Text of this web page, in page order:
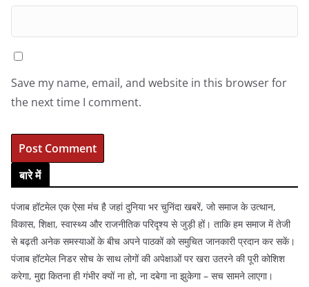
Save my name, email, and website in this browser for
the next time I comment.
बारे में
पंजाब हॉटमेल एक ऐसा मंच है जहां दुनिया भर चुनिंदा खबरें, जो समाज के उत्थान,
विकास, शिक्षा, स्वास्थ्य और राजनीतिक परिदृश्य से जुड़ी हों। ताकि हम समाज में तेजी
से बढ़ती अनेक समस्याओं के बीच अपने पाठकों को समुचित जानकारी प्रदान कर सकें।
पंजाब हॉटमेल निडर सोच के साथ लोगों की अपेक्षाओं पर खरा उतरने की पूरी कोशिश
करेगा, मुद्दा कितना ही गंभीर क्यों ना हो, ना दबेगा ना झुकेगा – सच सामने लाएगा।